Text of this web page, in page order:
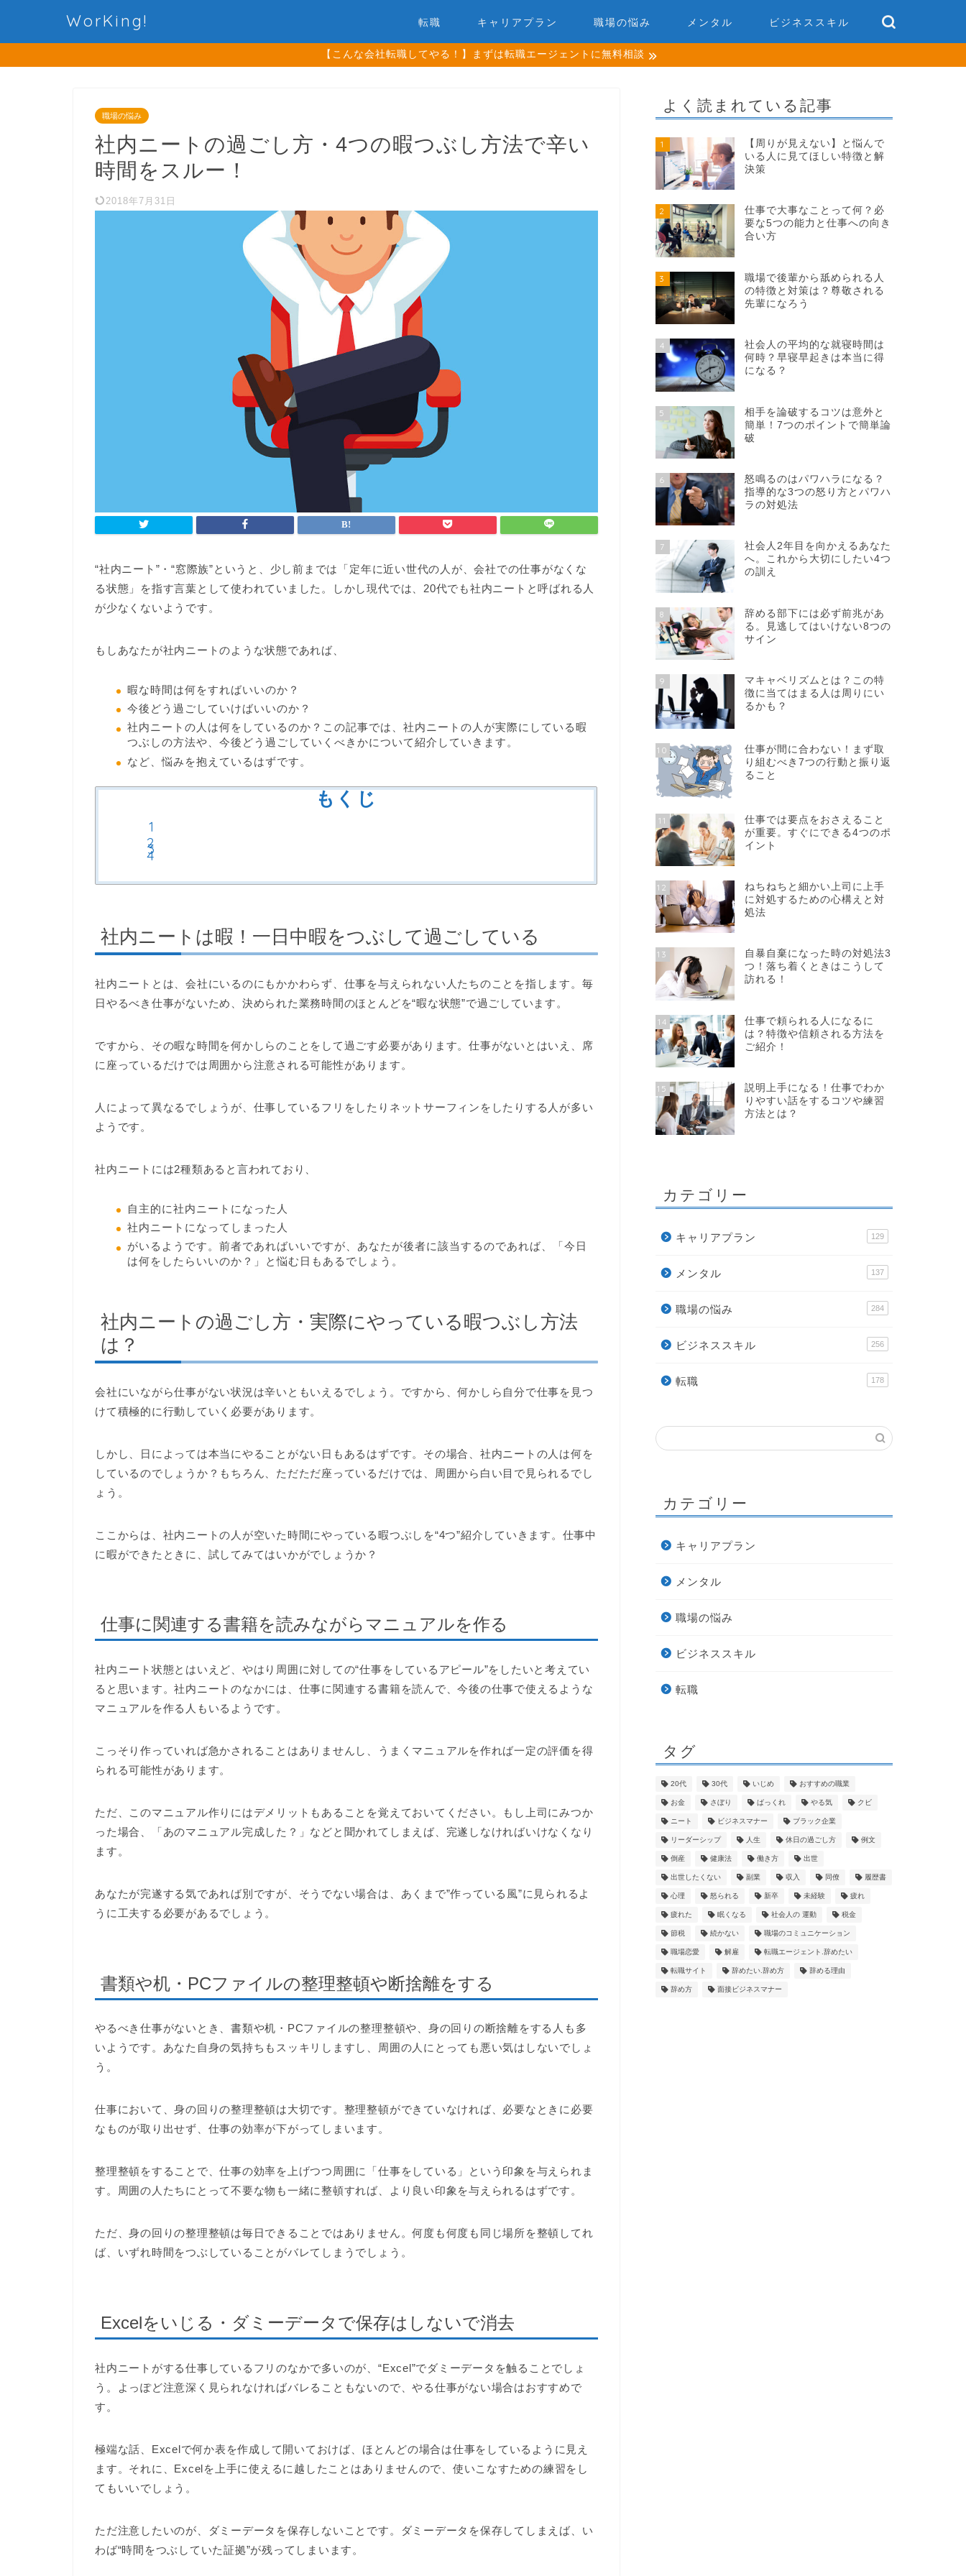
WorKing! 転職 キャリアプラン 職場の悩み メンタル ビジネススキル
【こんな会社転職してやる！】まずは転職エージェントに無料相談
職場の悩み
社内ニートの過ごし方・4つの暇つぶし方法で辛い
時間をスルー！
2018年7月31日
“社内ニート”・“窓際族”というと、少し前までは「定年に近い世代の人が、会社での仕事がなくな
る状態」を指す言葉として使われていました。しかし現代では、20代でも社内ニートと呼ばれる人
が少なくないようです。
もしあなたが社内ニートのような状態であれば、
暇な時間は何をすればいいのか？
今後どう過ごしていけばいいのか？
社内ニートの人は何をしているのか？この記事では、社内ニートの人が実際にしている暇
つぶしの方法や、今後どう過ごしていくべきかについて紹介していきます。
など、悩みを抱えているはずです。
もくじ
社内ニートは暇！一日中暇をつぶして過ごしている
社内ニートとは、会社にいるのにもかかわらず、仕事を与えられない人たちのことを指します。毎
日やるべき仕事がないため、決められた業務時間のほとんどを“暇な状態”で過ごしています。
ですから、その暇な時間を何かしらのことをして過ごす必要があります。仕事がないとはいえ、席
に座っているだけでは周囲から注意される可能性があります。
人によって異なるでしょうが、仕事しているフリをしたりネットサーフィンをしたりする人が多い
ようです。
社内ニートには2種類あると言われており、
自主的に社内ニートになった人
社内ニートになってしまった人
がいるようです。前者であればいいですが、あなたが後者に該当するのであれば、「今日
は何をしたらいいのか？」と悩む日もあるでしょう。
社内ニートの過ごし方・実際にやっている暇つぶし方法
は？
会社にいながら仕事がない状況は辛いともいえるでしょう。ですから、何かしら自分で仕事を見つ
けて積極的に行動していく必要があります。
しかし、日によっては本当にやることがない日もあるはずです。その場合、社内ニートの人は何を
しているのでしょうか？もちろん、ただただ座っているだけでは、周囲から白い目で見られるでし
ょう。
ここからは、社内ニートの人が空いた時間にやっている暇つぶしを“4つ”紹介していきます。仕事中
に暇ができたときに、試してみてはいかがでしょうか？
仕事に関連する書籍を読みながらマニュアルを作る
社内ニート状態とはいえど、やはり周囲に対しての“仕事をしているアピール”をしたいと考えてい
ると思います。社内ニートのなかには、仕事に関連する書籍を読んで、今後の仕事で使えるような
マニュアルを作る人もいるようです。
こっそり作っていれば急かされることはありませんし、うまくマニュアルを作れば一定の評価を得
られる可能性があります。
ただ、このマニュアル作りにはデメリットもあることを覚えておいてください。もし上司にみつか
った場合、「あのマニュアル完成した？」などと聞かれてしまえば、完遂しなければいけなくなり
ます。
あなたが完遂する気であれば別ですが、そうでない場合は、あくまで”作っている風”に見られるよ
うに工夫する必要があるでしょう。
書類や机・PCファイルの整理整頓や断捨離をする
やるべき仕事がないとき、書類や机・PCファイルの整理整頓や、身の回りの断捨離をする人も多
いようです。あなた自身の気持ちもスッキリしますし、周囲の人にとっても悪い気はしないでしょ
う。
仕事において、身の回りの整理整頓は大切です。整理整頓ができていなければ、必要なときに必要
なものが取り出せず、仕事の効率が下がってしまいます。
整理整頓をすることで、仕事の効率を上げつつ周囲に「仕事をしている」という印象を与えられま
す。周囲の人たちにとって不要な物も一緒に整頓すれば、より良い印象を与えられるはずです。
ただ、身の回りの整理整頓は毎日できることではありません。何度も何度も同じ場所を整頓してれ
ば、いずれ時間をつぶしていることがバレてしまうでしょう。
Excelをいじる・ダミーデータで保存はしないで消去
社内ニートがする仕事しているフリのなかで多いのが、“Excel”でダミーデータを触ることでしょ
う。よっぽど注意深く見られなければバレることもないので、やる仕事がない場合はおすすめで
す。
極端な話、Excelで何か表を作成して開いておけば、ほとんどの場合は仕事をしているように見え
ます。それに、Excelを上手に使えるに越したことはありませんので、使いこなすための練習をし
てもいいでしょう。
ただ注意したいのが、ダミーデータを保存しないことです。ダミーデータを保存してしまえば、い
わば“時間をつぶしていた証拠”が残ってしまいます。
よく読まれている記事
1
【周りが見えない】と悩んで
いる人に見てほしい特徴と解
決策
2
仕事で大事なことって何？必
要な5つの能力と仕事への向き
合い方
3
職場で後輩から舐められる人
の特徴と対策は？尊敬される
先輩になろう
4
社会人の平均的な就寝時間は
何時？早寝早起きは本当に得
になる？
5
相手を論破するコツは意外と
簡単！7つのポイントで簡単論
破
6
怒鳴るのはパワハラになる？
指導的な3つの怒り方とパワハ
ラの対処法
7
社会人2年目を向かえるあなた
へ。これから大切にしたい4つ
の訓え
8
辞める部下には必ず前兆があ
る。見逃してはいけない8つの
サイン
9
マキャベリズムとは？この特
徴に当てはまる人は周りにい
るかも？
10
仕事が間に合わない！まず取
り組むべき7つの行動と振り返
ること
11
仕事では要点をおさえること
が重要。すぐにできる4つのポ
イント
12
ねちねちと細かい上司に上手
に対処するための心構えと対
処法
13
自暴自棄になった時の対処法3
つ！落ち着くときはこうして
訪れる！
14
仕事で頼られる人になるに
は？特徴や信頼される方法を
ご紹介！
15
説明上手になる！仕事でわか
りやすい話をするコツや練習
方法とは？
カテゴリー
キャリアプラン 129
メンタル 137
職場の悩み 284
ビジネススキル 256
転職 178
カテゴリー
キャリアプラン
メンタル
職場の悩み
ビジネススキル
転職
タグ
20代 30代 いじめ おすすめの職業
お金 さぼり ばっくれ やる気 クビ
ニート ビジネスマナー ブラック企業
リーダーシップ 人生 休日の過ごし方 例文
倒産 健康法 働き方 出世
出世したくない 副業 収入 同僚 履歴書
心理 怒られる 新卒 未経験 疲れ
疲れた 眠くなる 社会人の 運動 税金
節税 続かない 職場のコミュニケーション
職場恋愛 解雇 転職エージェント.辞めたい
転職サイト 辞めたい.辞め方 辞める理由
辞め方 面接ビジネスマナー